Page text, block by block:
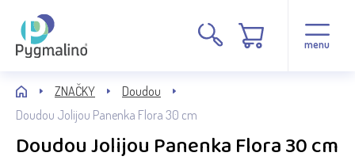
menu
ZNAČKY
Doudou
Doudou Jolijou Panenka Flora 30 cm
Doudou Jolijou Panenka Flora 30 cm